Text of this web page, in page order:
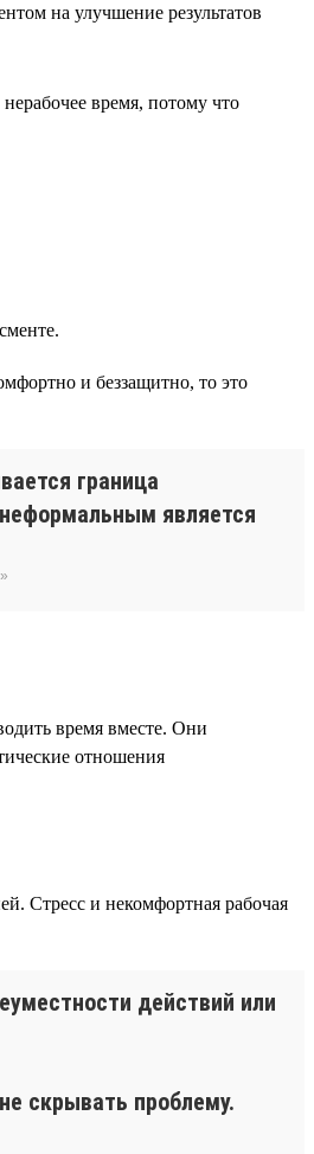
на улучшение результатов
время, потому что
и беззащитно, то это
граница
является
время вместе. Они
отношения
Стресс и некомфортная рабочая
действий или
скрывать проблему.